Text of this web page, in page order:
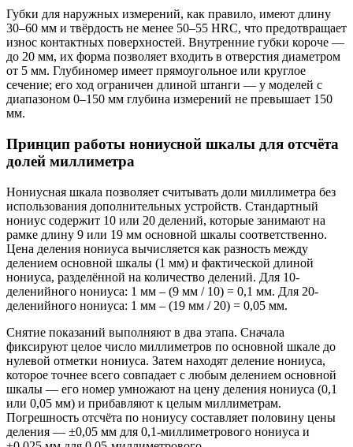
Губки для наружных измерений, как правило, имеют длину
30–60 мм и твёрдость не менее 50–55 HRC, что предотвращает
износ контактных поверхностей. Внутренние губки короче —
до 20 мм, их форма позволяет входить в отверстия диаметром
от 5 мм. Глубиномер имеет прямоугольное или круглое
сечение; его ход ограничен длиной штанги — у моделей с
диапазоном 0–150 мм глубина измерений не превышает 150
мм.
Принцип работы нониусной шкалы для отсчёта
долей миллиметра
Нониусная шкала позволяет считывать доли миллиметра без
использования дополнительных устройств. Стандартный
нониус содержит 10 или 20 делений, которые занимают на
рамке длину 9 или 19 мм основной шкалы соответственно.
Цена деления нониуса вычисляется как разность между
делением основной шкалы (1 мм) и фактической длиной
нониуса, разделённой на количество делений. Для 10-
деленийного нониуса: 1 мм – (9 мм / 10) = 0,1 мм. Для 20-
деленийного нониуса: 1 мм – (19 мм / 20) = 0,05 мм.
Снятие показаний выполняют в два этапа. Сначала
фиксируют целое число миллиметров по основной шкале до
нулевой отметки нониуса. Затем находят деление нониуса,
которое точнее всего совпадает с любым делением основной
шкалы — его номер умножают на цену деления нониуса (0,1
или 0,05 мм) и прибавляют к целым миллиметрам.
Погрешность отсчёта по нониусу составляет половину цены
деления — ±0,05 мм для 0,1-миллиметрового нониуса и